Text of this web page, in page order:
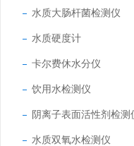
水质大肠杆菌检测仪
水质硬度计
卡尔费休水分仪
饮用水检测仪
阴离子表面活性剂检测
水质双氧水检测仪